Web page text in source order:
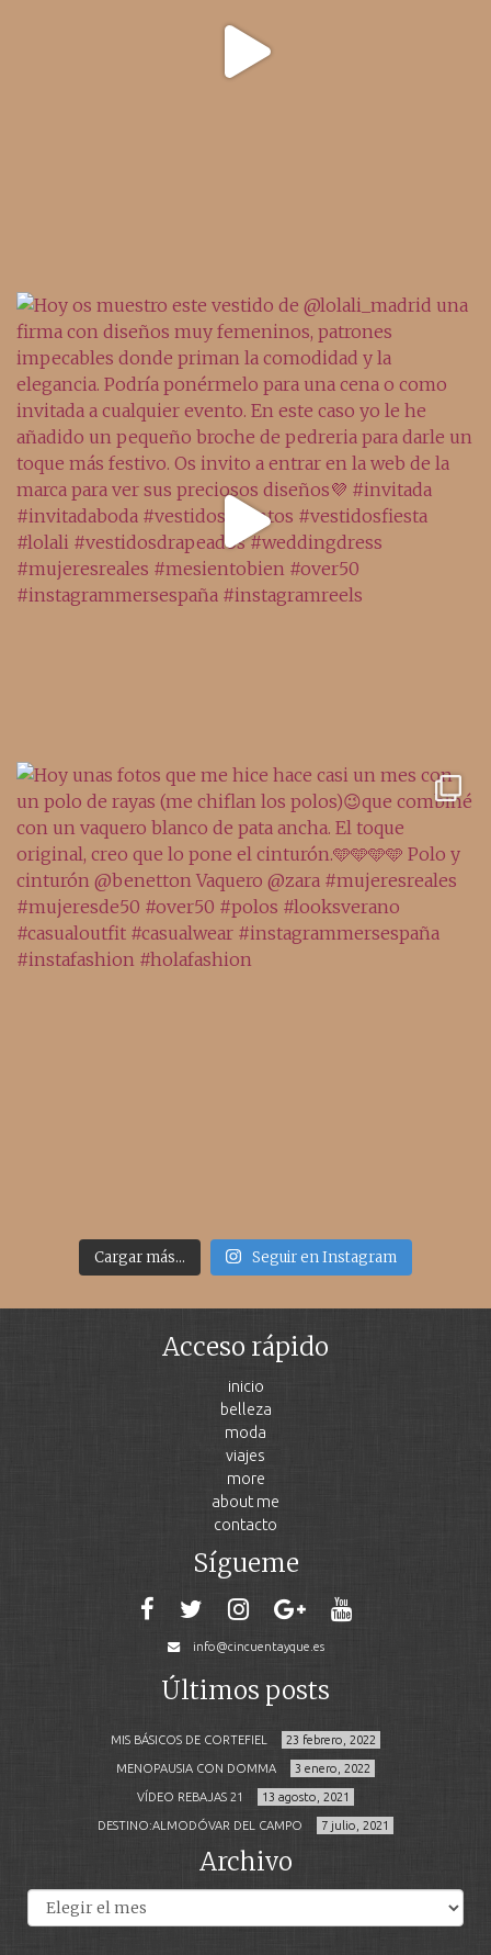
Cargar más... Seguir en Instagram
Acceso rápido
inicio
belleza
moda
viajes
more
about me
contacto
Sígueme
info@cincuentayque.es
Últimos posts
MIS BÁSICOS DE CORTEFIEL 23 febrero, 2022
MENOPAUSIA CON DOMMA 3 enero, 2022
VÍDEO REBAJAS 21 13 agosto, 2021
DESTINO:ALMODÓVAR DEL CAMPO 7 julio, 2021
Archivo